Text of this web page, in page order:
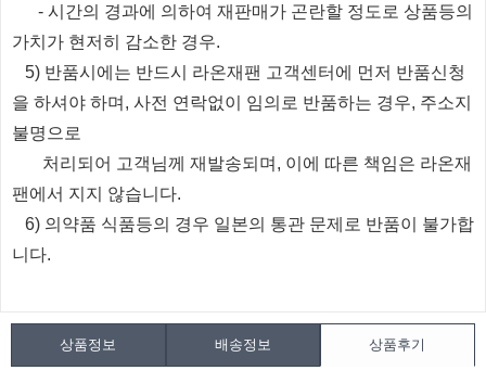
- 시간의 경과에 의하여 재판매가 곤란할 정도로 상품등의
가치가 현저히 감소한 경우.
5) 반품시에는 반드시 라온재팬 고객센터에 먼저 반품신청
을 하셔야 하며, 사전 연락없이 임의로 반품하는 경우, 주소지
불명으로
처리되 어 고객님께 재발송되며, 이에 따른 책임은 라온재
팬에서 지지 않습니다.
6) 의약품 식품등의 경우 일본의 통관 문제로 반품이 불가합
니다.
상품정보 배송정보 상품후기